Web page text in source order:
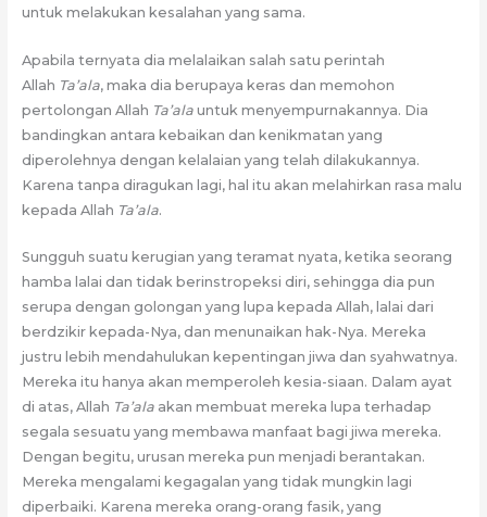
untuk melakukan kesalahan yang sama.
Apabila ternyata dia melalaikan salah satu perintah
Allah Ta’ala, maka dia berupaya keras dan memohon
pertolongan Allah Ta’alauntuk menyempurnakannya. Dia
bandingkan antara kebaikan dan kenikmatan yang
diperolehnya dengan kelalaian yang telah dilakukannya.
Karena tanpa diragukan lagi, hal itu akan melahirkan rasa malu
kepada Allah Ta’ala.
Sungguh suatu kerugian yang teramat nyata, ketika seorang
hamba lalai dan tidak berinstropeksi diri, sehingga dia pun
serupa dengan golongan yang lupa kepada Allah, lalai dari
berdzikir kepada-Nya, dan menunaikan hak-Nya. Mereka
justru lebih mendahulukan kepentingan jiwa dan syahwatnya.
Mereka itu hanya akan memperoleh kesia-siaan. Dalam ayat
di atas, Allah Ta’alaakan membuat mereka lupa terhadap
segala sesuatu yang membawa manfaat bagi jiwa mereka.
Dengan begitu, urusan mereka pun menjadi berantakan.
Mereka mengalami kegagalan yang tidak mungkin lagi
diperbaiki. Karena mereka orang-orang fasik, yang